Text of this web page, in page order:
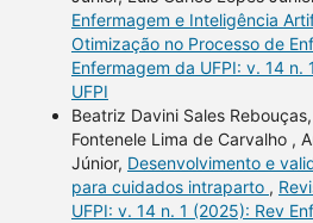
Enfermagem e Inteligência
Otimização no Processo de
Enfermagem da UFPI: v. 14 n.
UFPI
Beatriz Davini Sales
Fontenele Lima de Carvalho ,
Júnior, Desenvolvimento e
para cuidados intraparto ,
UFPI: v. 14 n. 1 (2025): Rev